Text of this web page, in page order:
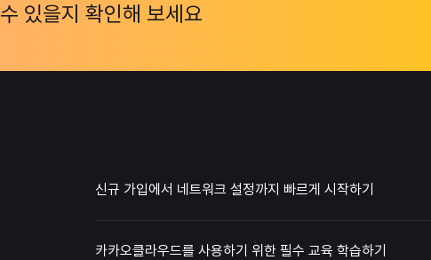
있을지 확인해 보세요
신규 가입에서 네트워크 설정까지 빠르게 시작하기
카카오클라우드를 사용하기 위한 필수 교육 학습하기